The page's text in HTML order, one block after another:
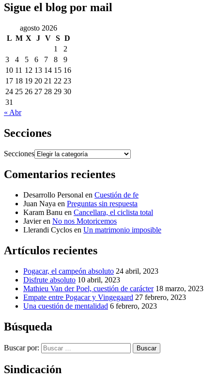
Sigue el blog por mail
agosto 2026
L M X J V S D
1
2
3
4 5 6 7 8
9
10 11 12 13 14 15 16
17 18 19 20 21 22 23
24 25 26 27 28 29 30
31
« Abr
Secciones
Secciones
Comentarios recientes
Desarrollo Personal en Cuestión de fe
Juan Naya en Preguntas sin respuesta
Karam Banu en Cancellara, el ciclista total
Javieren No nos Motoricemos
Llerandi Cyclos en Un matrimonio imposible
Artículos recientes
Pogacar, el campeón absoluto 24 abril, 2023
Disfrute absoluto 10 abril, 2023
Mathieu Van der Poel, cuestión de carácter 18 marzo, 2023
Empate entre Pogacar y Vingegaard 27 febrero, 2023
Una cuestión de mentalidad 6 febrero, 2023
Búsqueda
Buscar por: Buscar
Sindicación